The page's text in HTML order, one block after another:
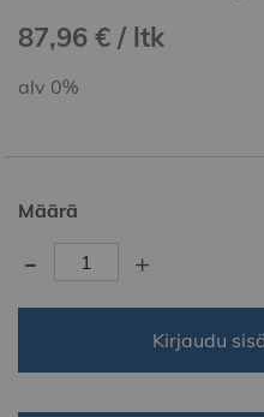
87,96 € / ltk
alv 0%
Määrä
- +
Kirjaudu
of
images